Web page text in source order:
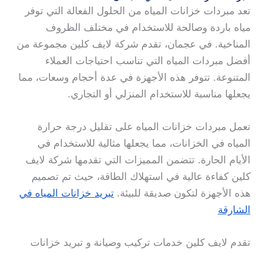
تعد مبردات خزانات المياه من الحلول الفعالة التي توفر
مياه باردة وصالحة للاستخدام في مختلف الظروف
المناخية. في عجمان، تقدم شركة لايف كلين مجموعة من
أفضل مبردات المياه التي تناسب احتياجات العملاء
المتنوعة. تتوفر هذه الأجهزة في عدة أحجام وسعات، مما
يجعلها مناسبة للاستخدام المنزلي أو التجاري.
تعمل مبردات خزانات المياه على تقليل درجة حرارة
المياه في الخزانات، مما يجعلها مثالية للاستخدام في
الأيام الحارة. تتضمن المميزات التي تقدمها شركة لايف
كلين كفاءة عالية في استهلاك الطاقة، حيث تم تصميم
هذه الأجهزة لتكون صديقة للبيئة.تبريد خزانات المياه في
الشارقة
تقدم لايف كلين خدمات تركيب وصيانة و تبريد خزانات